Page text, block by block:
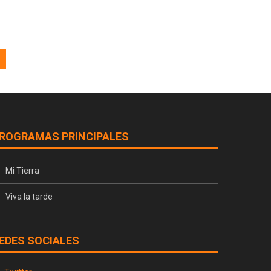
PRINCIPALES
Mi Tierra
Viva la tarde
SOCIALES